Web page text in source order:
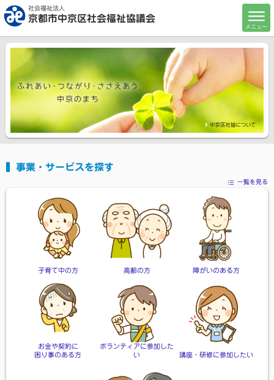
社会福祉法人
京都市中京区社会福祉協議会
メニュー
事業・サービスを探す
一覧を見る
子育て中の方 高齢の方 障がいのある方
お金や契約に
困り事のある方
ボランティアに参加した
い
講座・研修に参加したい